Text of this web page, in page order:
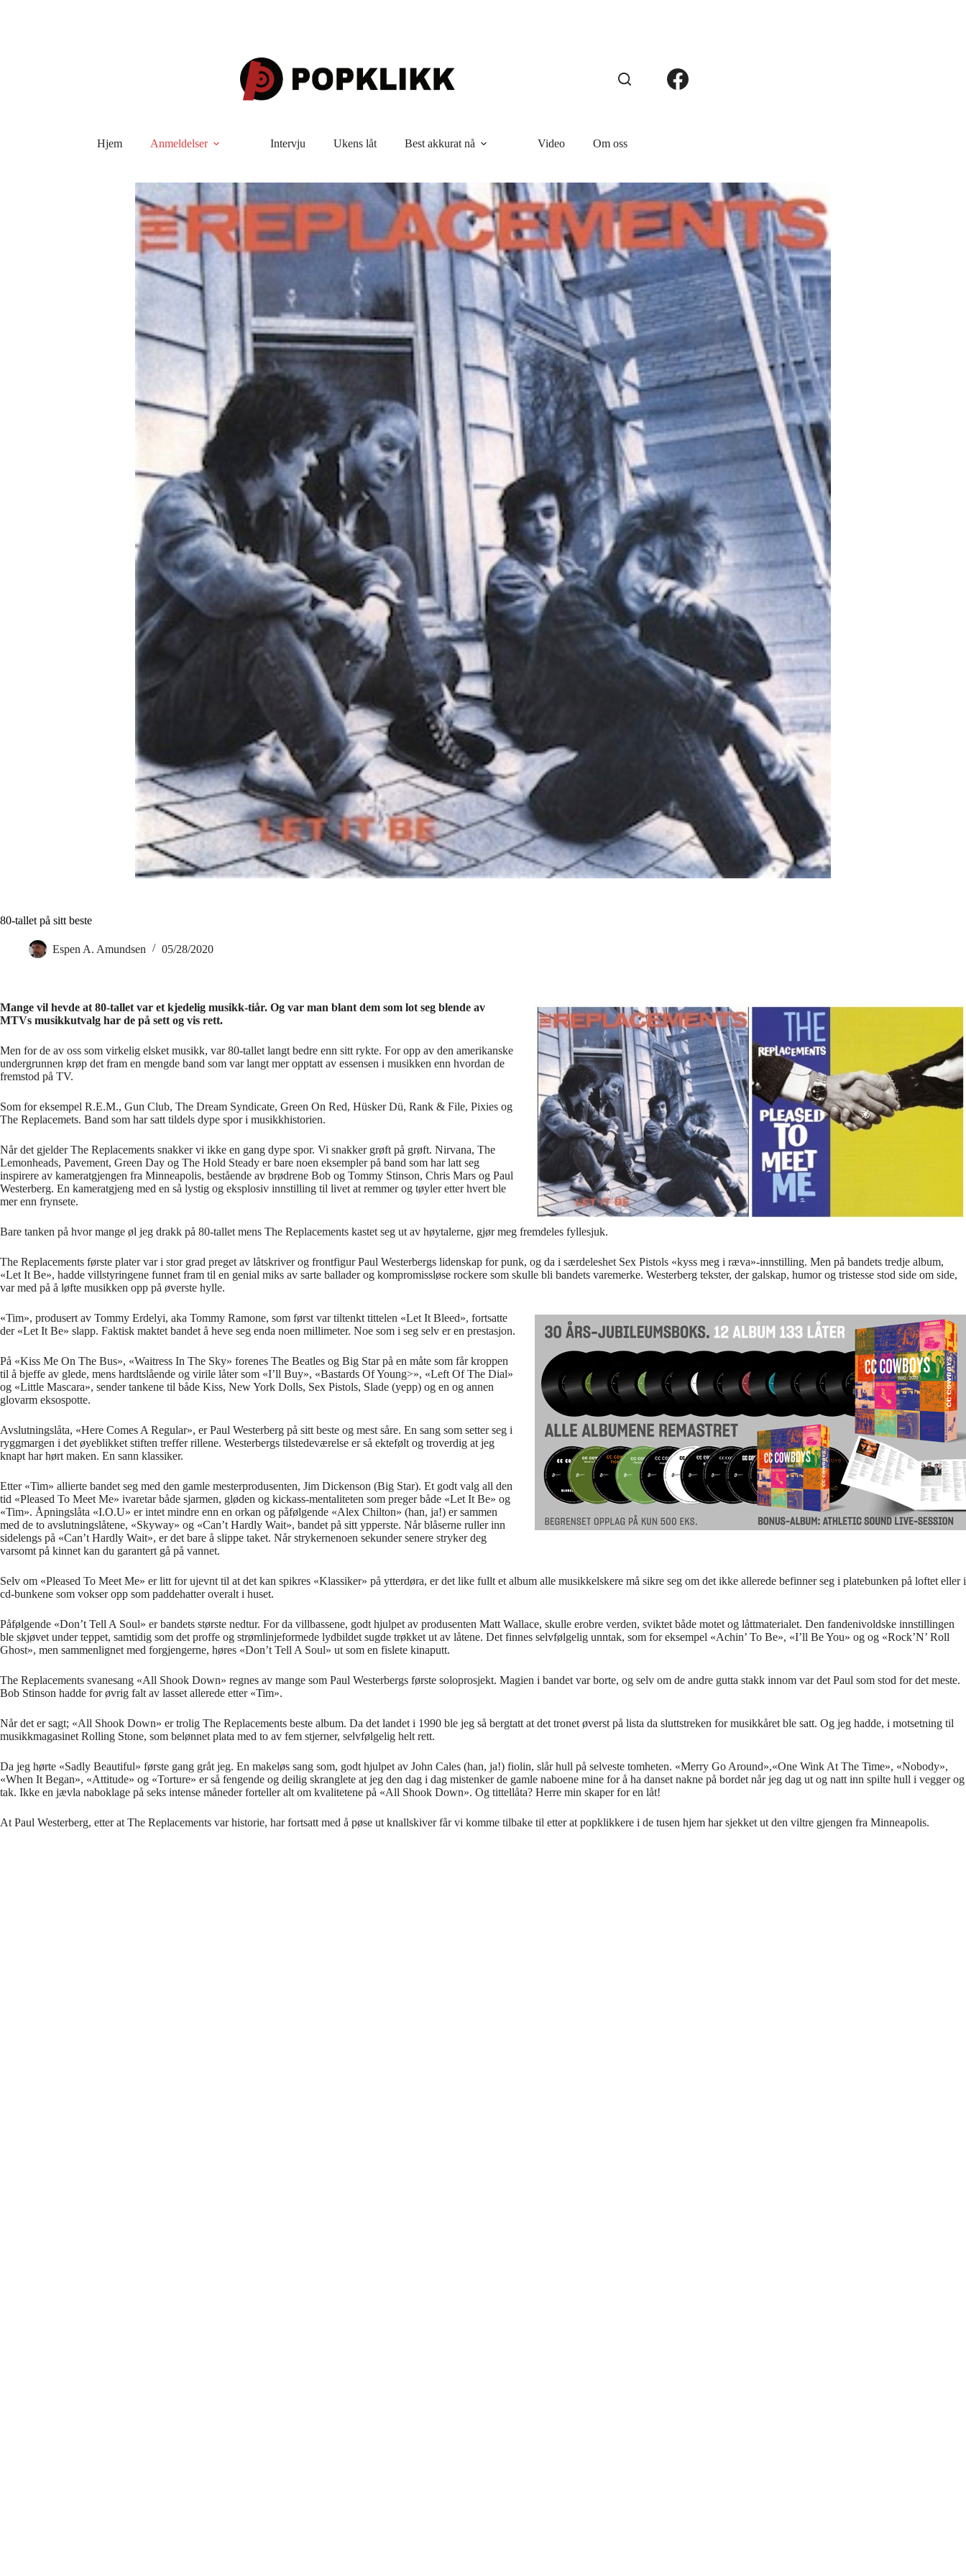
Hjem Anmeldelser Intervju Ukens låt Best akkurat nå Video Om oss
80-tallet på sitt beste
Espen A. Amundsen 05/28/2020
Mange vil hevde at 80-tallet var et kjedelig musikk-tiår. Og var man blant dem som lot seg blende av
MTVs musikkutvalg har de på sett og vis rett.
Men for de av oss som virkelig elsket musikk, var 80-tallet langt bedre enn sitt rykte. For opp av den amerikanske
undergrunnen krøp det fram en mengde band som var langt mer opptatt av essensen i musikken enn hvordan de
fremstod på TV.
Som for eksempel R.E.M., Gun Club, The Dream Syndicate, Green On Red, Hüsker Dü, Rank & File, Pixies og
The Replacemets. Band som har satt tildels dype spor i musikkhistorien.
Når det gjelder The Replacements snakker vi ikke en gang dype spor. Vi snakker grøft på grøft. Nirvana, The
Lemonheads, Pavement, Green Day og The Hold Steady er bare noen eksempler på band som har latt seg
inspirere av kameratgjengen fra Minneapolis, bestående av brødrene Bob og Tommy Stinson, Chris Mars og Paul
Westerberg. En kameratgjeng med en så lystig og eksplosiv innstilling til livet at remmer og tøyler etter hvert ble
mer enn frynsete.
Bare tanken på hvor mange øl jeg drakk på 80-tallet mens The Replacements kastet seg ut av høytalerne, gjør meg fremdeles fyllesjuk.
The Replacements første plater var i stor grad preget av låtskriver og frontfigur Paul Westerbergs lidenskap for punk, og da i særdeleshet Sex Pistols «kyss meg i ræva»-innstilling. Men på bandets tredje album,
«Let It Be», hadde villstyringene funnet fram til en genial miks av sarte ballader og kompromissløse rockere som skulle bli bandets varemerke. Westerberg tekster, der galskap, humor og tristesse stod side om side,
var med på å løfte musikken opp på øverste hylle.
«Tim», produsert av Tommy Erdelyi, aka Tommy Ramone, som først var tiltenkt tittelen «Let It Bleed», fortsatte
der «Let It Be» slapp. Faktisk maktet bandet å heve seg enda noen millimeter. Noe som i seg selv er en prestasjon.
På «Kiss Me On The Bus», «Waitress In The Sky» forenes The Beatles og Big Star på en måte som får kroppen
til å bjeffe av glede, mens hardtslående og virile låter som «I’ll Buy», «Bastards Of Young>», «Left Of The Dial»
og «Little Mascara», sender tankene til både Kiss, New York Dolls, Sex Pistols, Slade (yepp) og en og annen
glovarm eksospotte.
Avslutningslåta, «Here Comes A Regular», er Paul Westerberg på sitt beste og mest såre. En sang som setter seg i
ryggmargen i det øyeblikket stiften treffer rillene. Westerbergs tilstedeværelse er så ektefølt og troverdig at jeg
knapt har hørt maken. En sann klassiker.
Etter «Tim» allierte bandet seg med den gamle mesterprodusenten, Jim Dickenson (Big Star). Et godt valg all den
tid «Pleased To Meet Me» ivaretar både sjarmen, gløden og kickass-mentaliteten som preger både «Let It Be» og
«Tim». Åpningslåta «I.O.U» er intet mindre enn en orkan og påfølgende «Alex Chilton» (han, ja!) er sammen
med de to avslutningslåtene, «Skyway» og «Can’t Hardly Wait», bandet på sitt ypperste. Når blåserne ruller inn
sidelengs på «Can’t Hardly Wait», er det bare å slippe taket. Når strykernenoen sekunder senere stryker deg
varsomt på kinnet kan du garantert gå på vannet.
Selv om «Pleased To Meet Me» er litt for ujevnt til at det kan spikres «Klassiker» på ytterdøra, er det like fullt et album alle musikkelskere må sikre seg om det ikke allerede befinner seg i platebunken på loftet eller i
cd-bunkene som vokser opp som paddehatter overalt i huset.
Påfølgende «Don’t Tell A Soul» er bandets største nedtur. For da villbassene, godt hjulpet av produsenten Matt Wallace, skulle erobre verden, sviktet både motet og låttmaterialet. Den fandenivoldske innstillingen
ble skjøvet under teppet, samtidig som det proffe og strømlinjeformede lydbildet sugde trøkket ut av låtene. Det finnes selvfølgelig unntak, som for eksempel «Achin’ To Be», «I’ll Be You» og og «Rock’N’ Roll
Ghost», men sammenlignet med forgjengerne, høres «Don’t Tell A Soul» ut som en fislete kinaputt.
The Replacements svanesang «All Shook Down» regnes av mange som Paul Westerbergs første soloprosjekt. Magien i bandet var borte, og selv om de andre gutta stakk innom var det Paul som stod for det meste.
Bob Stinson hadde for øvrig falt av lasset allerede etter «Tim».
Når det er sagt; «All Shook Down» er trolig The Replacements beste album. Da det landet i 1990 ble jeg så bergtatt at det tronet øverst på lista da sluttstreken for musikkåret ble satt. Og jeg hadde, i motsetning til
musikkmagasinet Rolling Stone, som belønnet plata med to av fem stjerner, selvfølgelig helt rett.
Da jeg hørte «Sadly Beautiful» første gang gråt jeg. En makeløs sang som, godt hjulpet av John Cales (han, ja!) fiolin, slår hull på selveste tomheten. «Merry Go Around»,«One Wink At The Time», «Nobody»,
«When It Began», «Attitude» og «Torture» er så fengende og deilig skranglete at jeg den dag i dag mistenker de gamle naboene mine for å ha danset nakne på bordet når jeg dag ut og natt inn spilte hull i vegger og
tak. Ikke en jævla naboklage på seks intense måneder forteller alt om kvalitetene på «All Shook Down». Og tittellåta? Herre min skaper for en låt!
At Paul Westerberg, etter at The Replacements var historie, har fortsatt med å pøse ut knallskiver får vi komme tilbake til etter at popklikkere i de tusen hjem har sjekket ut den viltre gjengen fra Minneapolis.